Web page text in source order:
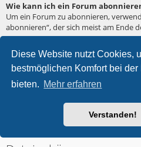
Diese Website nutzt Cookies,
bestmöglichen Komfort bei der
bieten. Mehr erfahren
Verstanden!
Wie kann ich ein Forum
Um ein Forum zu abonnieren,
abonnieren“, der sich meist am Ende
Wie deaktiviere ich meine
Wenn du mehrere Abonnements
verwalten“ machen.